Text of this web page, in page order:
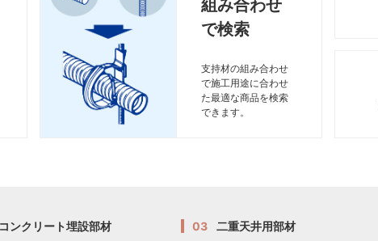
組み合わせ
で検索
支持材の組み合わせ
で施工用途に合わせ
た最適な商品を検索
できます。
ンクリート埋設部材 03 二重天井用部材